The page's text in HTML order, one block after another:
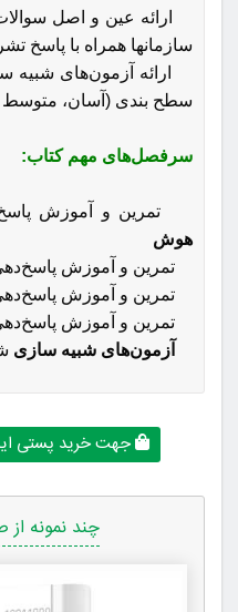
ارائه عین و اصل سوالات
سازمانها همراه با پاسخ
ارائه آزمون‌های شبیه
سطح بندی (آسان، متوسط
سرفصل‌های مهم کتاب:
تمرین و آموزش
هوش
تمرین و آموزش
تمرین و آموزش
تمرین و آموزش
آزمون‌های شبیه سازی
جهت خرید پستی
چند نمونه